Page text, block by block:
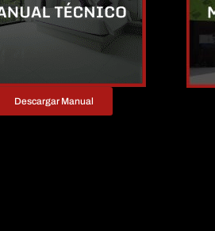
Descargar Manual